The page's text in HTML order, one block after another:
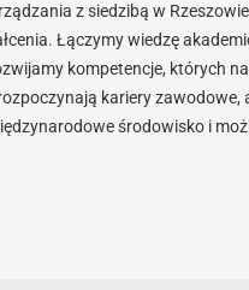
z siedzibą w
Łączymy wiedzę
kompetencje, których
kariery zawodowe,
środowisko i